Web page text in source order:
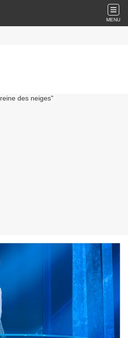
MENU